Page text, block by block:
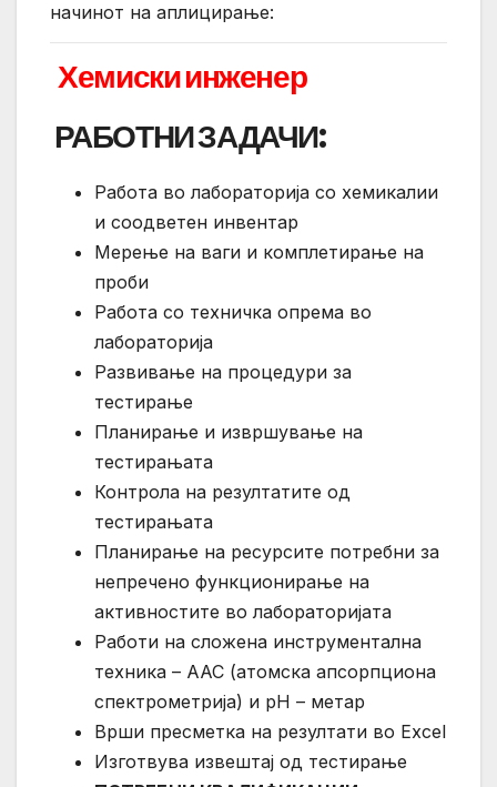
начинот на аплицирање:
Хемиски инженер
РАБОТНИ ЗАДАЧИ:
Работа во лабораторија со хемикалии
и соодветен инвентар
Мерење на ваги и комплетирање на
проби
Работа со техничка опрема во
лабораторија
Развивање на процедури за
тестирање
Планирање и извршување на
тестирањата
Контрола на резултатите од
тестирањата
Планирање на ресурсите потребни за
непречено функционирање на
активностите во лабораторијата
Работи на сложена инструментална
техника – ААС (атомска апсорпциона
спектрометрија) и pH – метар
Врши пресметка на резултати во Excel
Изготвува извештај од тестирање